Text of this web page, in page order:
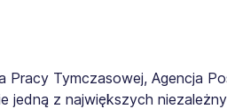
Pracy Tymczasowej, Agencja
jedną z największych